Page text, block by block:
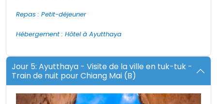
Repas : Petit-déjeuner
Hébergement : Hôtel à Ayutthaya
Jour 5: Ayutthaya - Visite de la ville en tuk-tuk -
Train de nuit pour Chiang Mai (B)